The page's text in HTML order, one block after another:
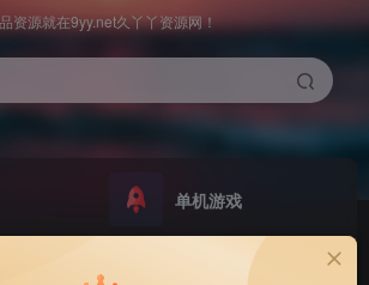
资源就在9yy.net久丫丫资源网！
单机游戏
助！